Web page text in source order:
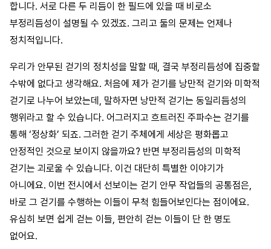
합니다. 서로 다른 두 리듬이 한 필드에 있을 때 비로소
부정리듬성이 설명될 수 있겠죠. 그리고 둘의 문제는 언제나
정치적입니다.
우리가 안무된 걷기의 정치성을 말할 때, 결국 부정리듬성에 집중할
수밖에 없다고 생각해요. 처음에 제가 걷기를 낭만적 걷기와 미학적
걷기로 나누어 보았는데, 말하자면 낭만적 걷기는 동일리듬성의
행위라고 할 수 있습니다. 어그러지고 흐트러진 주파수는 걷기를
통해 ‘정상화’ 되죠. 그러한 걷기 주체에게 세상은 평화롭고
안정적인 것으로 보이지 않을까요? 반면 부정리듬성의 미학적
걷기는 괴로울 수 있습니다. 이건 대단히 특별한 이야기가
아니에요. 이번 전시에서 선보이는 걷기 안무 작업들의 공통점은,
바로 그 걷기를 수행하는 이들이 무척 힘들어보인다는 점이에요.
유심히 보면 쉽게 걷는 이들, 편안히 걷는 이들이 단 한 명도
없어요.